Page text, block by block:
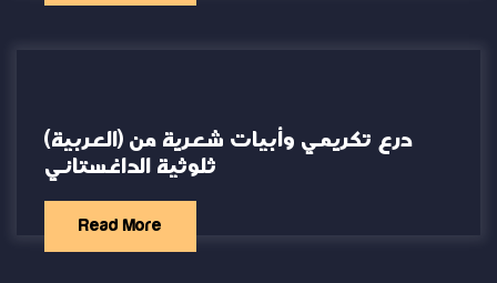
(العربية) درع تكريمي وأبيات شعرية من
ثلوثية الداغستاني
Read More